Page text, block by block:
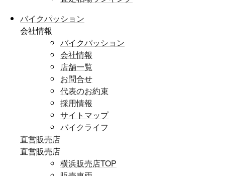
バイクパッション
会社情報
バイクパッション
会社情報
店舗一覧
お問合せ
代表のお約束
採用情報
サイトマップ
バイクライフ
直営販売店
直営販売店
横浜販売店TOP